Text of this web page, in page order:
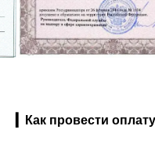
▎Как провести